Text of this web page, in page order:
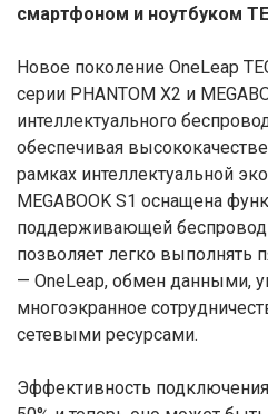
смартфоном и ноутбуком
Новое поколение OneLeap
серии PHANTOM X2 и
интеллектуального
обеспечивая
рамках интеллектуальной
MEGABOOK S1 оснащена
поддерживающей
позволяет легко выполнять
— OneLeap, обмен данными,
многоэкранное
сетевыми ресурсами.
Эффективность